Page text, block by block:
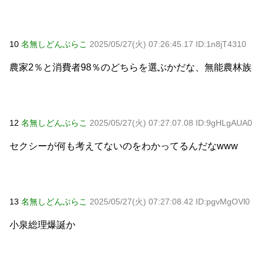
10 名無しどんぶらこ 2025/05/27(火) 07:26:45.17 ID:1n8jT4310
農家2％と消費者98％のどちらを選ぶかだな、無能農林族
12 名無しどんぶらこ 2025/05/27(火) 07:27:07.08 ID:9gHLgAUA0
セクシーが何も考えてないのをわかってるんだなwww
13 名無しどんぶらこ 2025/05/27(火) 07:27:08.42 ID:pgvMgOVl0
小泉総理爆誕か